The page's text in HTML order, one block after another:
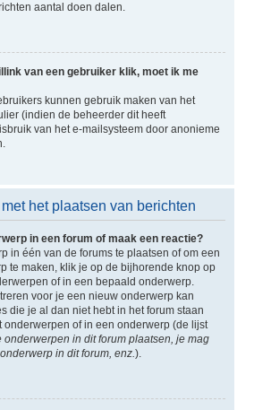
aantal doen dalen.
van een gebruiker klik, moet ik me
kunnen gebruik maken van het
(indien de beheerder dit heeft
van het e-mailsysteem door anonieme
het plaatsen van berichten
in een forum of maak een reactie?
in één van de forums te plaatsen of om een
te maken, klik je op de bijhorende knop op
of in een bepaald onderwerp.
voor je een nieuw onderwerp kan
die je al dan niet hebt in het forum staan
of in een onderwerp (de lijst
in dit forum plaatsen, je mag
in dit forum, enz.).